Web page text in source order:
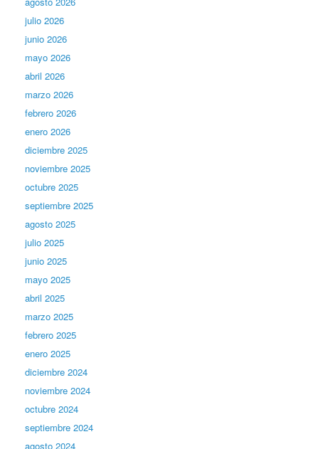
julio 2026
junio 2026
mayo 2026
abril 2026
marzo 2026
febrero 2026
enero 2026
diciembre 2025
noviembre 2025
octubre 2025
septiembre 2025
agosto 2025
julio 2025
junio 2025
mayo 2025
abril 2025
marzo 2025
febrero 2025
enero 2025
diciembre 2024
noviembre 2024
octubre 2024
septiembre 2024
agosto 2024